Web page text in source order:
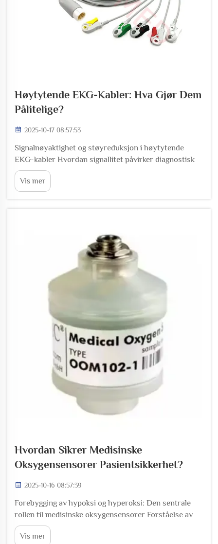
Høytytende EKG-Kabler: Hva Gjør Dem
Pålitelige?
2025-10-17 08:57:53
Signalnøyaktighet og støyreduksjon i høytytende
EKG-kabler Hvordan signallitet påvirker diagnostisk
nøyaktighet God kvalitet på EKG-kabler holder
hjertesignaler rene ved å redusere hvor mye
bølgeformene forvrenges mens de beveger seg fra
Vis mer
Hvordan Sikrer Medisinske
Oksygensensorer Pasientsikkerhet?
2025-10-16 08:57:39
Forebygging av hypoksi og hyperoksi: Den sentrale
rollen til medisinske oksygensensorer Forståelse av
hypoksi og hyperoksi: Risiko forbundet med
oksygenubalanse Når det er for lite oksygen i kroppen
Vis mer